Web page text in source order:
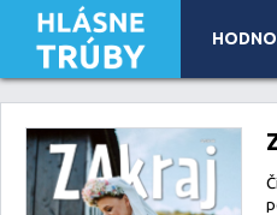
Leaflet| Map data ©OpenStreetMap